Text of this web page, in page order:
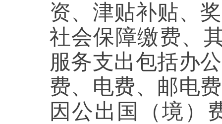
资、津贴补贴、
社会保障缴费、
服务支出包括办
费、电费、邮电
因公出国（境）